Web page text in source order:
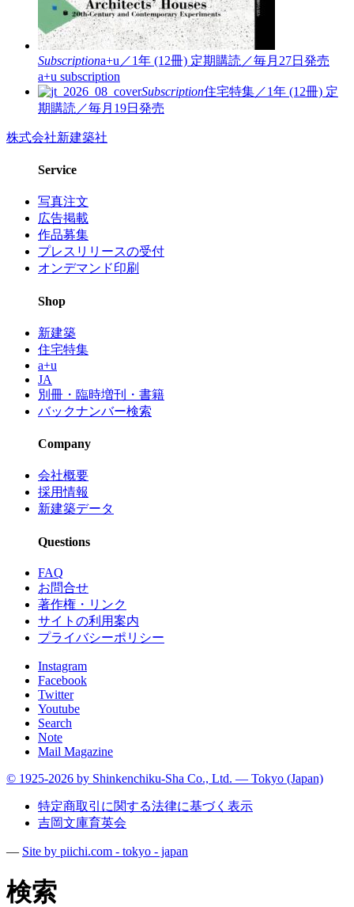
Subscriptiona+u／1年 (12冊) 定期購読／毎月27日発売
a+u subscription
Subscription住宅特集／1年 (12冊) 定
期購読／毎月19日発売
株式会社新建築社
Service
写真注文
広告掲載
作品募集
プレスリリースの受付
オンデマンド印刷
Shop
新建築
住宅特集
a+u
JA
別冊・臨時増刊・書籍
バックナンバー検索
Company
会社概要
採用情報
新建築データ
Questions
FAQ
お問合せ
著作権・リンク
サイトの利用案内
プライバシーポリシー
Instagram
Facebook
Twitter
Youtube
Search
Note
Mail Magazine
© 1925-2026 by Shinkenchiku-Sha Co., Ltd. — Tokyo (Japan)
特定商取引に関する法律に基づく表示
吉岡文庫育英会
— Site by piichi.com - tokyo - japan
検索